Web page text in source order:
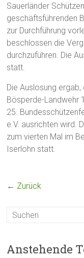
Sauerländer
geschäftsführenden
zur Durchführung
beschlossen die
durchzuführen. Die
statt.
Die Auslosung
Bösperde-Landwehr
25.
e.V. ausrichten wird.
zum vierten Mal im
Iserlohn statt.
← Zurück
Anstehende